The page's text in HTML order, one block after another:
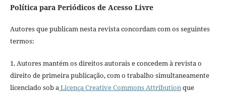
Política para Periódicos de Acesso Livre
Autores que publicam nesta revista concordam com os seguintes
termos:
1. Autores mantém os direitos autorais e concedem à revista o
direito de primeira publicação, com o trabalho simultaneamente
licenciado sob aLicença Creative Commons Attributionque